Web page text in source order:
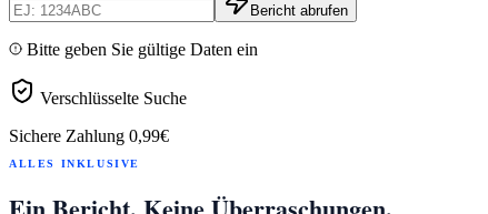
Bericht abrufen
Bitte geben Sie gültige Daten ein
Verschlüsselte Suche
Sichere Zahlung 0,99€
ALLES INKLUSIVE